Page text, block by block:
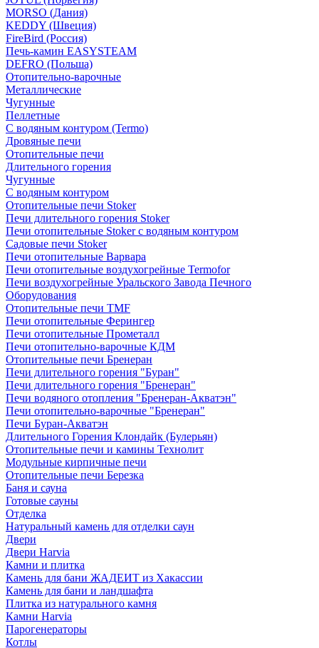
MORSO (Дания)
KEDDY (Швеция)
FireBird (Россия)
Печь-камин EASYSTEAM
DEFRO (Польша)
Отопительно-варочные
Металлические
Чугунные
Пеллетные
С водяным контуром (Termo)
Дровяные печи
Отопительные печи
Длительного горения
Чугунные
C водяным контуром
Отопительные печи Stoker
Печи длительного горения Stoker
Печи отопительные Stoker с водяным контуром
Садовые печи Stoker
Печи отопительные Варвара
Печи отопительные воздухогрейные Termofor
Печи воздухогрейные Уральского Завода Печного
Оборудования
Отопительные печи TMF
Печи отопительные Ферингер
Печи отопительные Прометалл
Печи отопительно-варочные КДМ
Отопительные печи Бренеран
Печи длительного горения "Буран"
Печи длительного горения "Бренеран"
Печи водяного отопления "Бренеран-Акватэн"
Печи отопительно-варочные "Бренеран"
Печи Буран-Акватэн
Длительного Горения Клондайк (Булерьян)
Отопительные печи и камины Технолит
Модульные кирпичные печи
Отопительные печи Березка
Баня и сауна
Готовые сауны
Отделка
Натуральный камень для отделки саун
Двери
Двери Harvia
Камни и плитка
Камень для бани ЖАДЕИТ из Хакассии
Камень для бани и ландшафта
Плитка из натурального камня
Камни Harvia
Парогенераторы
Котлы